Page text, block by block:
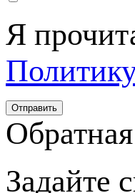
Я
Обратная
Задайте